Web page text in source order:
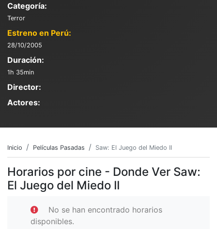
Categoría:
Terror
Estreno en Perú:
28/10/2005
Duración:
1h 35min
Director:
Actores:
Inicio Películas Pasadas Saw: El Juego del Miedo II
Horarios por cine - Donde Ver Saw:
El Juego del Miedo II
No se han encontrado horarios
disponibles.